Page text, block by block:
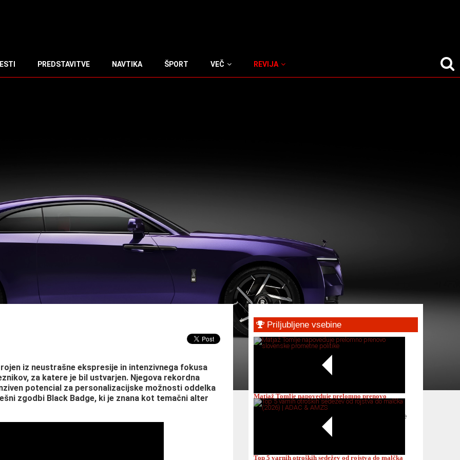
PREDSTAVITVE NAVTIKA ŠPORT VEČ REVIJA
iz neustrašne ekspresije in intenzivnega fokusa
za katere je bil ustvarjen. Njegova rekordna
potencial za personalizacijske možnosti oddelka
zgodbi Black Badge, ki je znana kot temačni alter
Sidebar
Priljubljene vsebine
Matjaž Tomlje napoveduje prelomno prenovo
slovenske prometne politike
Matjaž Tomlje napoveduje prelomno prenovo slovenske
Top 5 varnih otroških sedežev od rojstva do malčka